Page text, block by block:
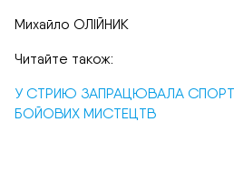
Михайло ОЛІЙНИК
Читайте також:
У СТРИЮ ЗАПРАЦЮВАЛА
БОЙОВИХ МИСТЕЦТВ